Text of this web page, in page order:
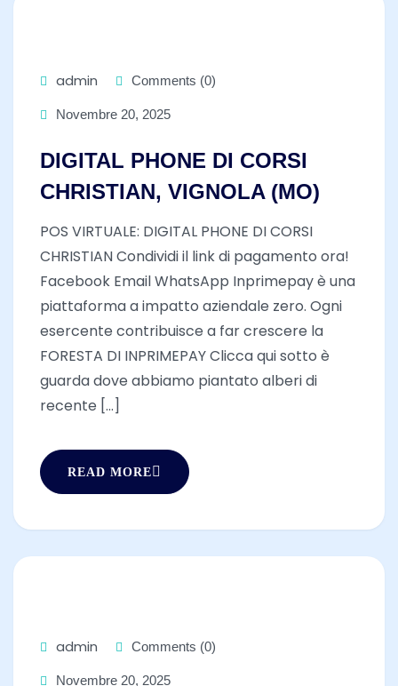
admin Comments (0)
Novembre 20, 2025
DIGITAL PHONE DI CORSI
CHRISTIAN, VIGNOLA (MO)
POS VIRTUALE: DIGITAL PHONE DI CORSI
CHRISTIAN Condividi il link di pagamento ora!
Facebook Email WhatsApp Inprimepay è una
piattaforma a impatto aziendale zero. Ogni
esercente contribuisce a far crescere la
FORESTA DI INPRIMEPAY Clicca qui sotto è
guarda dove abbiamo piantato alberi di
recente [...]
READ MORE
admin Comments (0)
Novembre 20, 2025